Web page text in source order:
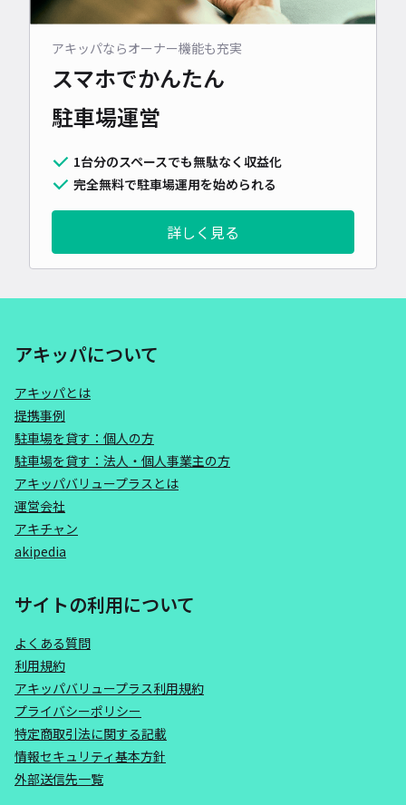
アキッパならオーナー機能も充実
スマホでかんたん
駐車場運営
1台分のスペースでも無駄なく収益化
完全無料で駐車場運用を始められる
詳しく見る
アキッパについて
アキッパとは
提携事例
駐車場を貸す：個人の方
駐車場を貸す：法人・個人事業主の方
アキッパバリュープラスとは
運営会社
アキチャン
akipedia
サイトの利用について
よくある質問
利用規約
アキッパバリュープラス利用規約
プライバシーポリシー
特定商取引法に関する記載
情報セキュリティ基本方針
外部送信先一覧